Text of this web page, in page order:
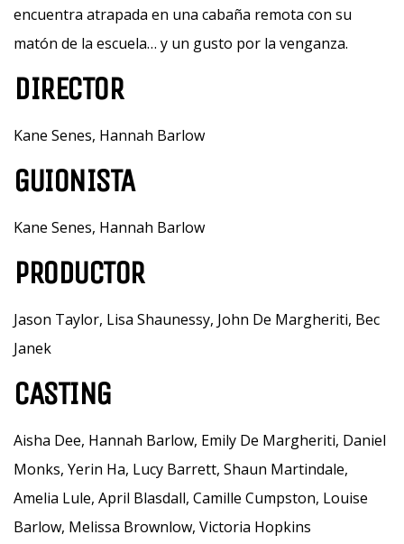
encuentra atrapada en una cabaña remota con su
matón de la escuela… y un gusto por la venganza.
DIRECTOR
Kane Senes, Hannah Barlow
GUIONISTA
Kane Senes, Hannah Barlow
PRODUCTOR
Jason Taylor, Lisa Shaunessy, John De Margheriti, Bec
Janek
CASTING
Aisha Dee, Hannah Barlow, Emily De Margheriti, Daniel
Monks, Yerin Ha, Lucy Barrett, Shaun Martindale,
Amelia Lule, April Blasdall, Camille Cumpston, Louise
Barlow, Melissa Brownlow, Victoria Hopkins